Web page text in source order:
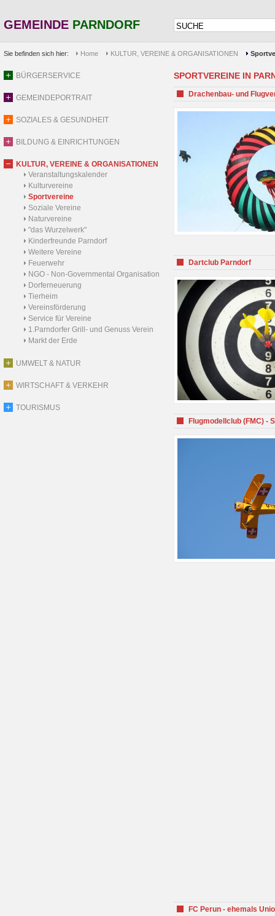
GEMEINDE PARNDORF
Sie befinden sich hier: Home KULTUR, VEREINE & ORGANISATIONEN
BÜRGERSERVICE
GEMEINDEPORTRAIT
SOZIALES & GESUNDHEIT
BILDUNG & EINRICHTUNGEN
KULTUR, VEREINE & ORGANISATIONEN
Veranstaltungskalender
Kulturvereine
Sportvereine
Soziale Vereine
Naturvereine
"das Wurzelwerk"
Kinderfreunde Parndorf
Weitere Vereine
Feuerwehr
NGO - Non-Governmental Organisation
Dorferneuerung
Tierheim
Vereinsförderung
Service für Vereine
1.Parndorfer Grill- und Genuss Verein
Markt der Erde
UMWELT & NATUR
WIRTSCHAFT & VERKEHR
TOURISMUS
SPORTVEREINE IN
Drachenbau- und
Dartclub Parndorf
Flugmodellclub (FMC) -
FC Perun - ehemals